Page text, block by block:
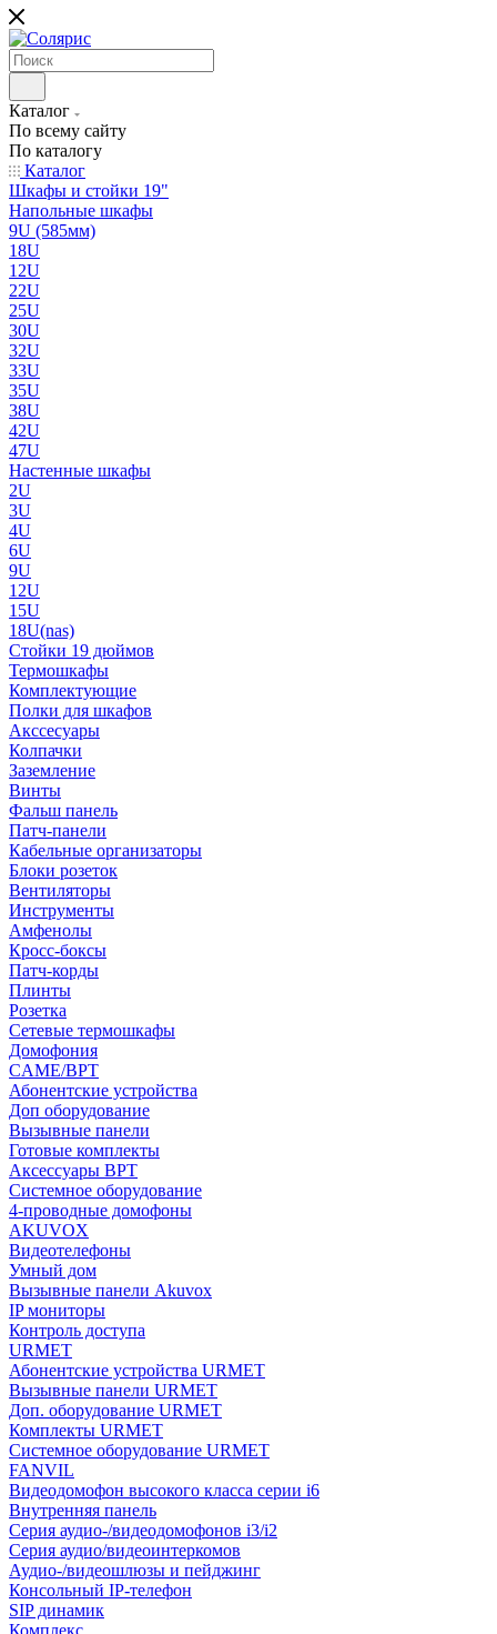
Каталог
По всему сайту
По каталогу
Каталог
Шкафы и стойки 19"
Напольные шкафы
9U (585мм)
18U
12U
22U
25U
30U
32U
33U
35U
38U
42U
47U
Настенные шкафы
2U
3U
4U
6U
9U
12U
15U
18U(nas)
Стойки 19 дюймов
Термошкафы
Комплектующие
Полки для шкафов
Акссесуары
Колпачки
Заземление
Винты
Фальш панель
Патч-панели
Кабельные организаторы
Блоки розеток
Вентиляторы
Инструменты
Амфенолы
Кросс-боксы
Патч-корды
Плинты
Розетка
Сетевые термошкафы
Домофония
CAME/BPT
Абонентские устройства
Доп оборудование
Вызывные панели
Готовые комплекты
Аксессуары BPT
Системное оборудование
4-проводные домофоны
AKUVOX
Видеотелефоны
Умный дом
Вызывные панели Akuvox
IP мониторы
Контроль доступа
URMET
Абонентские устройства URMET
Вызывные панели URMET
Доп. оборудование URMET
Комплекты URMET
Системное оборудование URMET
FANVIL
Видеодомофон высокого класса серии i6
Внутренняя панель
Серия аудио-/видеодомофонов i3/i2
Серия аудио/видеоинтеркомов
Аудио-/видеошлюзы и пейджинг
Консольный IP-телефон
SIP динамик
Комплекс